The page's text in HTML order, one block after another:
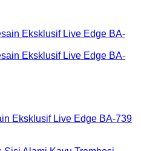
Eksklusif Live Edge BA-739